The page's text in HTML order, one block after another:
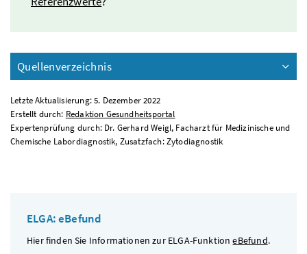
Quellenverzeichnis
Letzte Aktualisierung: 5. Dezember 2022
Erstellt durch: Redaktion Gesundheitsportal
Expertenprüfung durch: Dr. Gerhard Weigl, Facharzt für Medizinische und
Chemische Labordiagnostik, Zusatzfach: Zytodiagnostik
ELGA: eBefund
Hier finden Sie Informationen zur ELGA-FunktioneBefund.